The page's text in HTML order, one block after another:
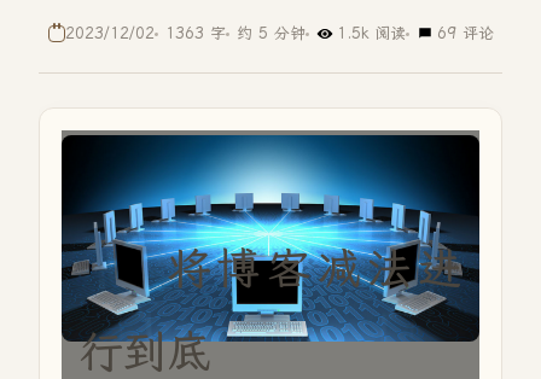
2023/12/02 1363 字 约 5 分钟 1.5k 阅读 69 评论
将博客减法进
行到底